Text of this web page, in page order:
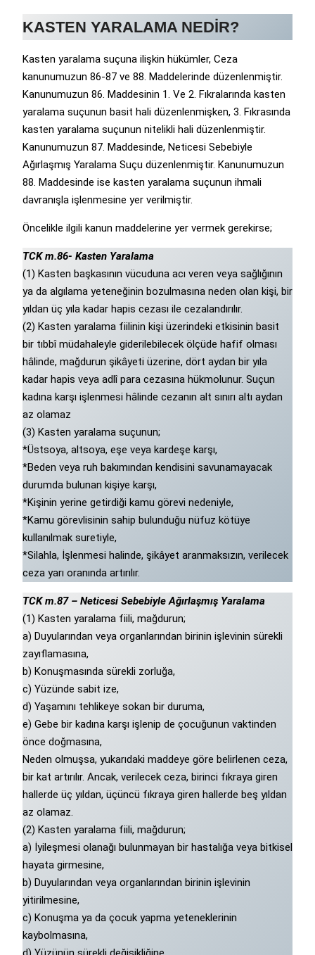
KASTEN YARALAMA NEDİR?
Kasten yaralama suçuna ilişkin hükümler, Ceza
kanunumuzun 86-87 ve 88. Maddelerinde düzenlenmiştir.
Kanunumuzun 86. Maddesinin 1. Ve 2. Fıkralarında kasten
yaralama suçunun basit hali düzenlenmişken, 3. Fıkrasında
kasten yaralama suçunun nitelikli hali düzenlenmiştir.
Kanunumuzun 87. Maddesinde, Neticesi Sebebiyle
Ağırlaşmış Yaralama Suçu düzenlenmiştir. Kanunumuzun
88. Maddesinde ise kasten yaralama suçunun ihmali
davranışla işlenmesine yer verilmiştir.
Öncelikle ilgili kanun maddelerine yer vermek gerekirse;
TCK m.86- Kasten Yaralama
(1) Kasten başkasının vücuduna acı veren veya sağlığının
ya da algılama yeteneğinin bozulmasına neden olan kişi, bir
yıldan üç yıla kadar hapis cezası ile cezalandırılır.
(2) Kasten yaralama fiilinin kişi üzerindeki etkisinin basit
bir tıbbî müdahaleyle giderilebilecek ölçüde hafif olması
hâlinde, mağdurun şikâyeti üzerine, dört aydan bir yıla
kadar hapis veya adlî para cezasına hükmolunur. Suçun
kadına karşı işlenmesi hâlinde cezanın alt sınırı altı aydan
az olamaz
(3) Kasten yaralama suçunun;
*Üstsoya, altsoya, eşe veya kardeşe karşı,
*Beden veya ruh bakımından kendisini savunamayacak
durumda bulunan kişiye karşı,
*Kişinin yerine getirdiği kamu görevi nedeniyle,
*Kamu görevlisinin sahip bulunduğu nüfuz kötüye
kullanılmak suretiyle,
*Silahla, İşlenmesi halinde, şikâyet aranmaksızın, verilecek
ceza yarı oranında artırılır.
TCK m.87 – Neticesi Sebebiyle Ağırlaşmış Yaralama
(1) Kasten yaralama fiili, mağdurun;
a) Duyularından veya organlarından birinin işlevinin sürekli
zayıflamasına,
b) Konuşmasında sürekli zorluğa,
c) Yüzünde sabit ize,
d) Yaşamını tehlikeye sokan bir duruma,
e) Gebe bir kadına karşı işlenip de çocuğunun vaktinden
önce doğmasına,
Neden olmuşsa, yukarıdaki maddeye göre belirlenen ceza,
bir kat artırılır. Ancak, verilecek ceza, birinci fıkraya giren
hallerde üç yıldan, üçüncü fıkraya giren hallerde beş yıldan
az olamaz.
(2) Kasten yaralama fiili, mağdurun;
a) İyileşmesi olanağı bulunmayan bir hastalığa veya bitkisel
hayata girmesine,
b) Duyularından veya organlarından birinin işlevinin
yitirilmesine,
c) Konuşma ya da çocuk yapma yeteneklerinin
kaybolmasına,